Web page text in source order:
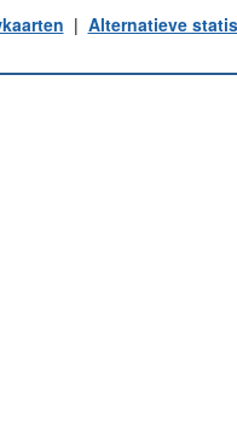
| Alternatieve